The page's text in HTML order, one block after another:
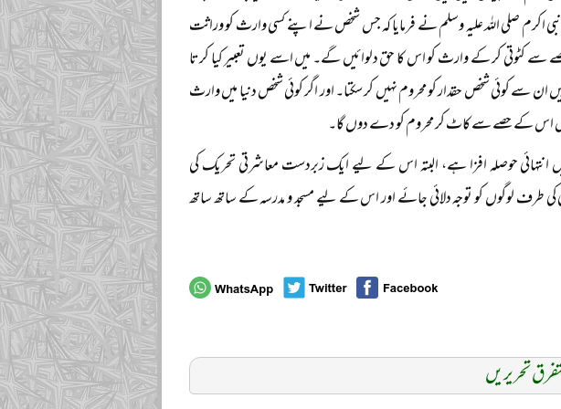
صلی اللہ علیہ وسلم نے فرمایا کہ جس شخص نے اپنے کسی وارث کو وراثت
کٹوتی کر کے وارث کو اس کا حق دلوائیں گے۔ میں اسے یوں تعبیر کیا کرتا
سے کوئی شخص حقدار کو محروم نہیں کر سکتا۔ اور اگر کوئی شخص دنیا میں وارث
اس کے حصے سے کاٹ کر محروم کو دے دوں گا۔
حوصلہ افزا ہے، البتہ اس کے لیے ایک زبردست معاشرتی تحریک کی
طرف لوگوں کو توجہ دلائی جائے اور اس کے لیے مسجد و مدرسہ کے ساتھ ساتھ
تحریریں